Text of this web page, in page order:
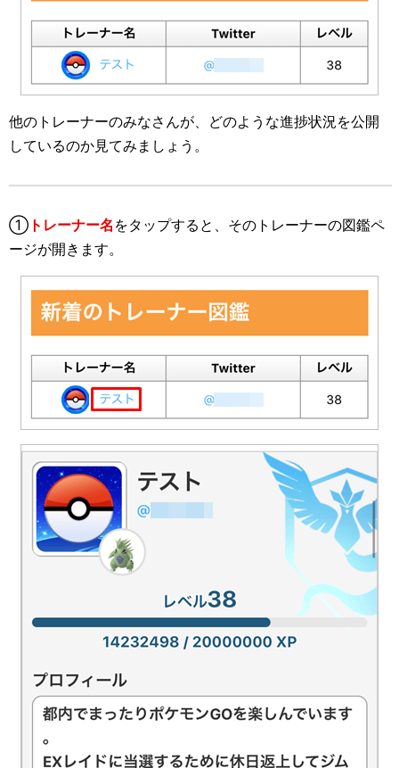
他のトレーナーのみなさんが、どのような進捗状況を公開
しているのか見てみましょう。
① トレーナー名 をタップすると、そのトレーナーの図鑑ペ
ージが開きます。